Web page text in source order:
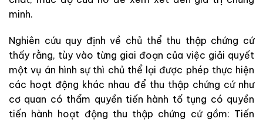
minh.
Nghiên cứu quy địnhvề chủ thể thu thập chứng cứ
thấy rằng, tùy vào từng giai đoạn của việc giải quyết
mộtvụ án hình sự thì chủ thể lại được phép thực hiện
các hoạt động khác nhau để thu thập chứng cứ như
cơ quan có thẩm quyền tiến hành tố tụng có quyền
tiến hành hoạt động thu thập chứng cứ gồm: Tiến